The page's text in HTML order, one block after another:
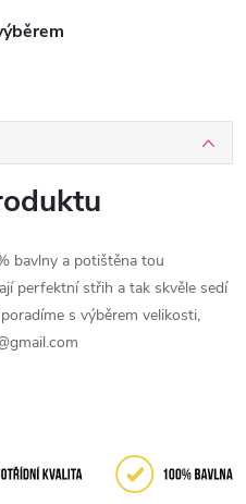
bavlny a potištěna tou
perfektní střih a tak skvěle sedí
s výběrem velikosti,